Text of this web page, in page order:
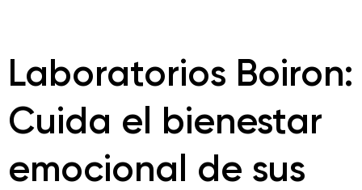
Laboratorios Boiron:
Cuida el bienestar
emocional de sus